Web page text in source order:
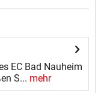
EC Bad Nauheim
S... mehr